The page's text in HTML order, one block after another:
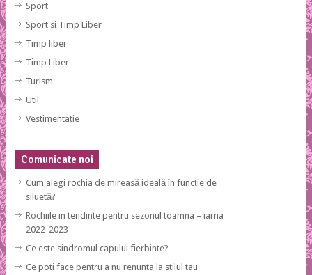
Sport
Sport si Timp Liber
Timp liber
Timp Liber
Turism
Util
Vestimentatie
Comunicate noi
Cum alegi rochia de mireasă ideală în funcție de
siluetă?
Rochiile in tendinte pentru sezonul toamna – iarna
2022-2023
Ce este sindromul capului fierbinte?
Ce poti face pentru a nu renunta la stilul tau